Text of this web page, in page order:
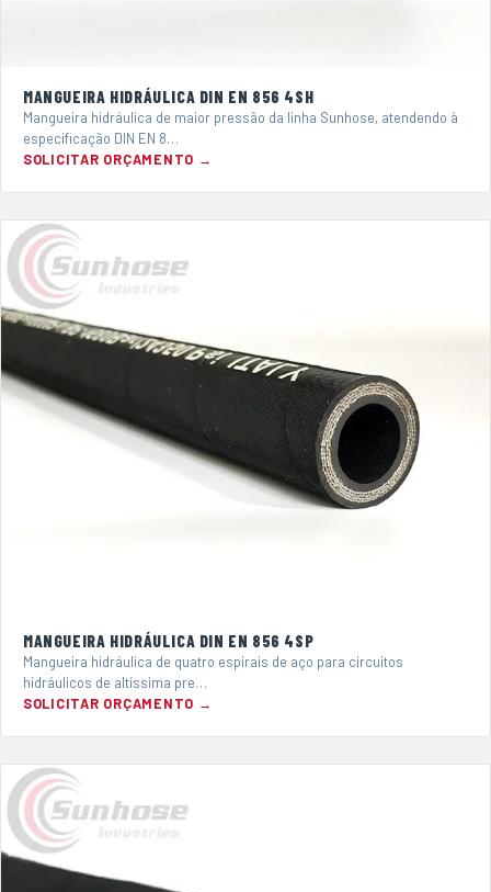
MANGUEIRA HIDRÁULICA DIN EN 856 4SH
Mangueira hidráulica de maior pressão da linha Sunhose, atendendo à
especificação DIN EN 8…
SOLICITAR ORÇAMENTO →
MANGUEIRA HIDRÁULICA DIN EN 856 4SP
Mangueira hidráulica de quatro espirais de aço para circuitos
hidráulicos de altíssima pre…
SOLICITAR ORÇAMENTO →